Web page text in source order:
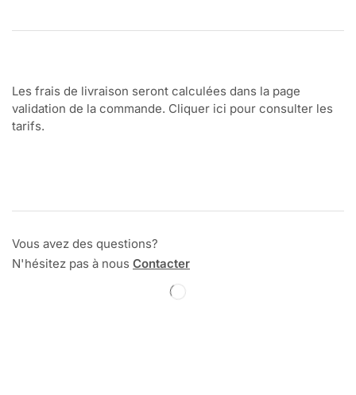
Les frais de livraison seront calculées dans la page
validation de la commande. Cliquer ici pour consulter les
tarifs.
Vous avez des questions?
N'hésitez pas à nous Contacter